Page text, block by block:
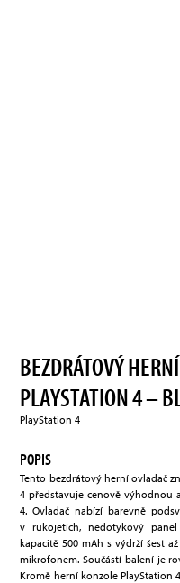
BEZDRÁTOVÝ
PLAYSTATION 4 –
PlayStation 4
POPIS
Tento bezdrátový herní ovladač
4 představuje cenově výhodnou
4. Ovladač nabízí barevně
v rukojetích, nedotykový
kapacitě 500 mAh s výdrží šest
mikrofonem. Součástí balení je
Kromě herní konzole PlayStation